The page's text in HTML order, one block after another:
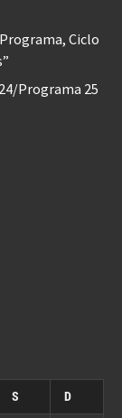
Ciclo
Programa 25
S D